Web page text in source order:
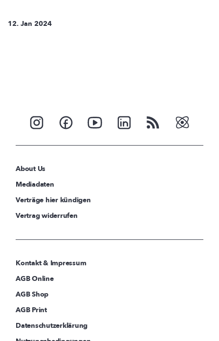
12. Jan 2024
About Us
Mediadaten
Verträge hier kündigen
Vertrag widerrufen
Kontakt & Impressum
AGB Online
AGB Shop
AGB Print
Datenschutzerklärung